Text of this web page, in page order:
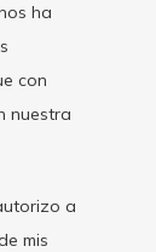
ha
con
nuestra
a
mis